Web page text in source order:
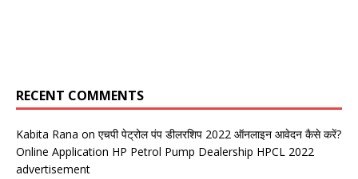
RECENT COMMENTS
Kabita Rana on एचपी पेट्रोल पंप डीलरशिप 2022 ऑनलाइन आवेदन कैसे करें?
Online Application HP Petrol Pump Dealership HPCL 2022
advertisement